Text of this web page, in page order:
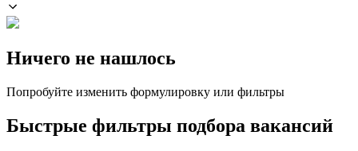
Ничего не нашлось
Попробуйте изменить формулировку или фильтры
Быстрые фильтры подбора вакансий